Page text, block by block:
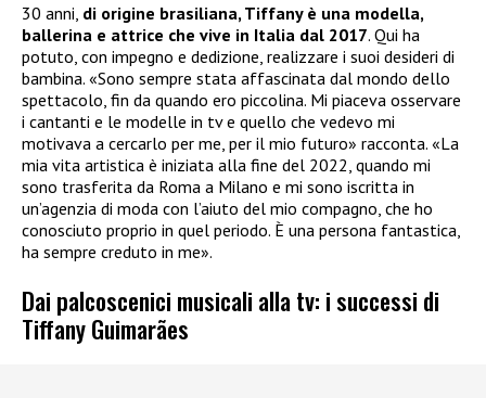
30 anni, di origine brasiliana, Tiffany è una modella,
ballerina e attrice che vive in Italia dal 2017. Qui ha
potuto, con impegno e dedizione, realizzare i suoi desideri di
bambina. «Sono sempre stata affascinata dal mondo dello
spettacolo, fin da quando ero piccolina. Mi piaceva osservare
i cantanti e le modelle in tv e quello che vedevo mi
motivava a cercarlo per me, per il mio futuro» racconta. «La
mia vita artistica è iniziata alla fine del 2022, quando mi
sono trasferita da Roma a Milano e mi sono iscritta in
un’agenzia di moda con l’aiuto del mio compagno, che ho
conosciuto proprio in quel periodo. È una persona fantastica,
ha sempre creduto in me».
Dai palcoscenici musicali alla tv: i successi di
Tiffany Guimarães